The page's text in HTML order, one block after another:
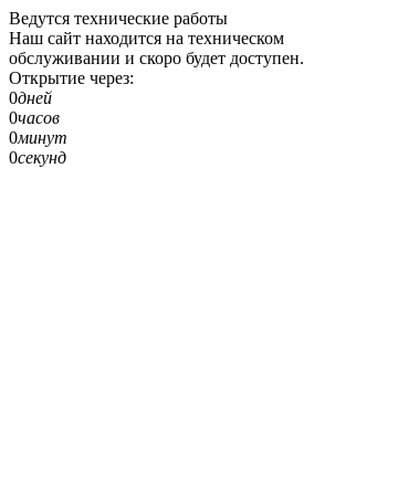
Ведутся технические работы
Наш сайт находится на техническом
обслуживании и скоро будет доступен.
Открытие через:
0дней
0часов
0минут
0секунд